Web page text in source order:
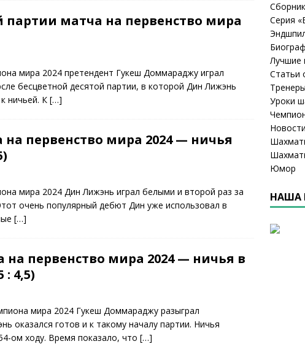
партии матча на первенство мира
мира 2024 претендент Гукеш Доммараджу играл
бесцветной десятой партии, в которой Дин Лижэнь
ничьей. К […]
первенство мира 2024 — ничья
мира 2024 Дин Лижэнь играл белыми и второй раз за
очень популярный дебют Дин уже использовал в
[…]
первенство мира 2024 — ничья в
4,5)
мира 2024 Гукеш Доммараджу разыграл
оказался готов и к такому началу партии. Ничья
ом ходу. Время показало, что […]
Серия
Лучшие
Статьи
Уроки
Новости
Юмор
НАША